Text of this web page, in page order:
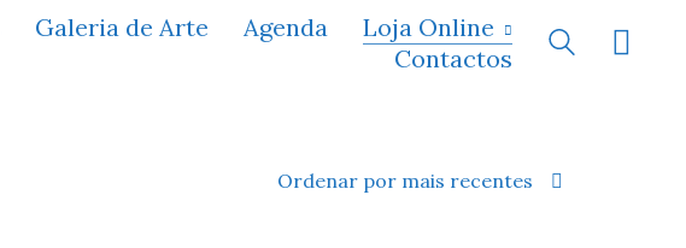
Galeria de Arte Agenda
Loja Online
Contactos
Ordenar por mais recentes